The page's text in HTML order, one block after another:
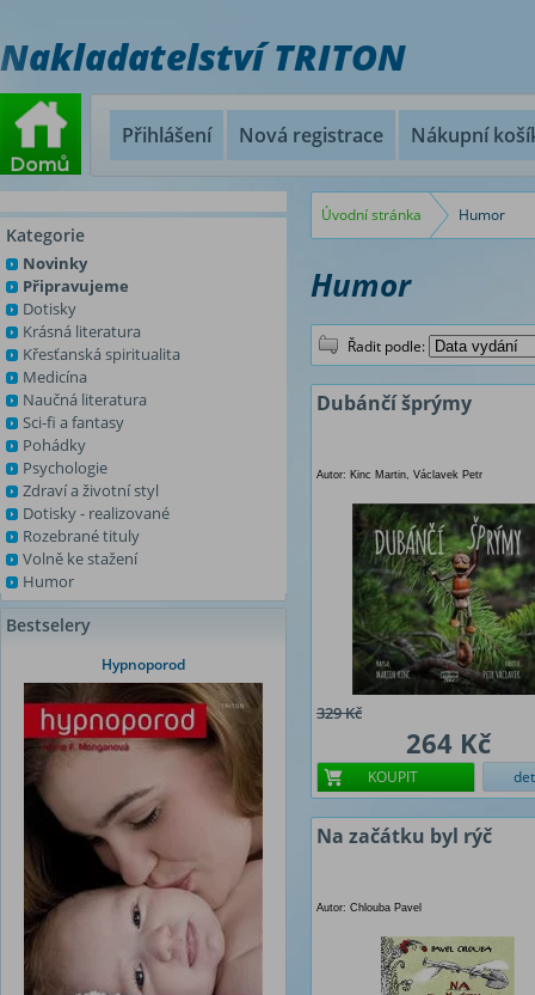
Nakladatelství TRITON
Přihlášení Nová registrace Nákupní
Kategorie
Novinky
Připravujeme
Dotisky
Krásná literatura
Křesťanská spiritualita
Medicína
Naučná literatura
Sci-fi a fantasy
Pohádky
Psychologie
Zdraví a životní styl
Dotisky - realizované
Rozebrané tituly
Volně ke stažení
Humor
Bestselery
Hypnoporod
Úvodní stránka Humor
Humor
Řadit podle:
Dubánčí šprýmy
Autor: Kinc Martin, Václavek Petr
329 Kč
264 Kč
KOUPIT
Na začátku byl rýč
Autor: Chlouba Pavel